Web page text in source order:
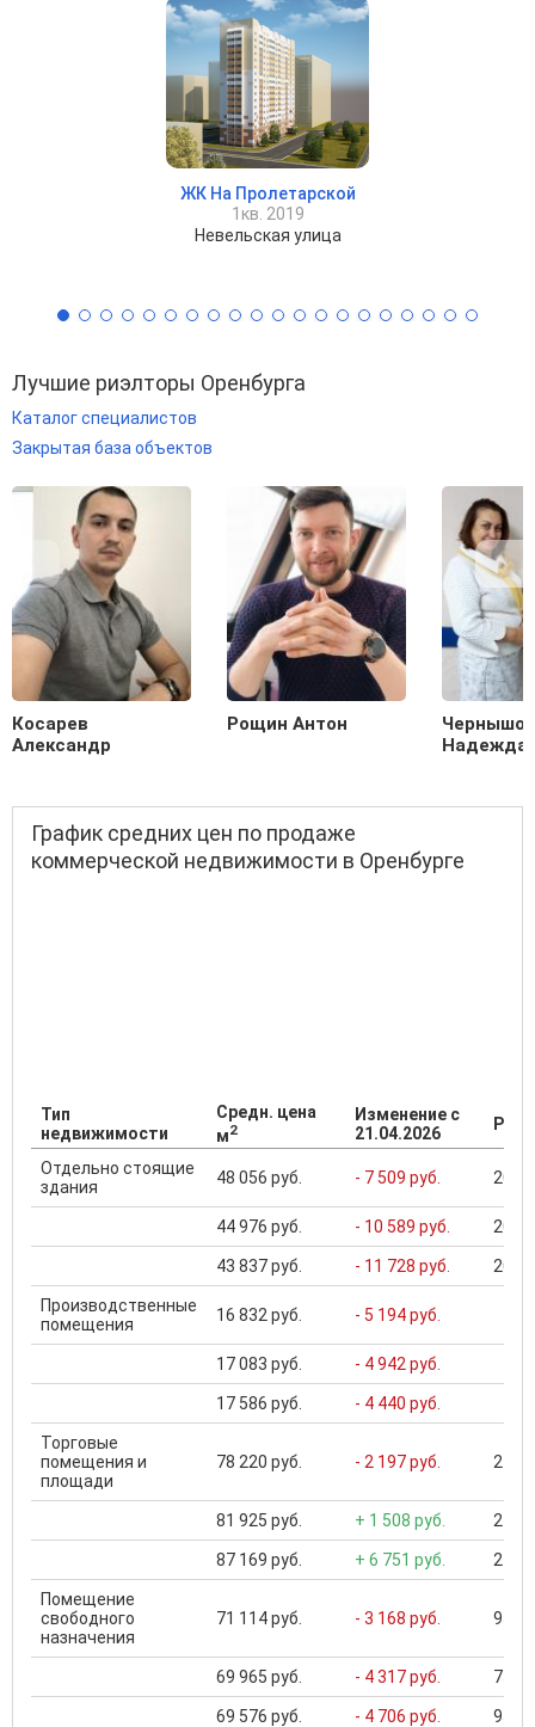
ЖК На Пролетарской
1кв. 2019
Невельская улица
Лучшие риэлторы Оренбурга
Каталог специалистов
Закрытая база объектов
Косарев
Александр
Рощин Антон
Надежда
График средних цен по продаже
коммерческой недвижимости в Оренбурге
Тип
недвижимости
Средн. цена
м2
Изменение с
21.04.2026
Отдельно стоящие
здания
48 056 руб. - 7 509 руб. 208
44 976 руб. - 10 589 руб. 208
43 837 руб. - 11 728 руб. 208
Производственные
помещения
16 832 руб. - 5 194 руб.
17 083 руб. - 4 942 руб.
17 586 руб. - 4 440 руб.
Торговые
помещения и
площади
78 220 руб. - 2 197 руб. 2
81 925 руб. + 1 508 руб. 2
87 169 руб. + 6 751 руб. 2
Помещение
свободного
назначения
71 114 руб. - 3 168 руб. 950
69 965 руб. - 4 317 руб. 752
69 576 руб. - 4 706 руб. 950